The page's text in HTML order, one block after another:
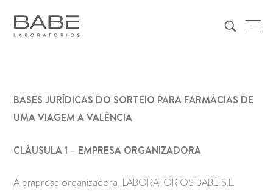
BASES JURÍDICAS DO SORTEIO PARA FARMÁCIAS DE
UMA VIAGEM A VALÊNCIA
CLÁUSULA 1 – EMPRESA ORGANIZADORA
A empresa organizadora, LABORATORIOS BABÉ S.L.